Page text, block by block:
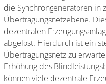
die Synchrongeneratoren in
Übertragungsnetzebene.
dezentralen
abgelöst. Hierdurch ist ein
Übertragungsnetz zu
Erhöhung des
können viele dezentrale